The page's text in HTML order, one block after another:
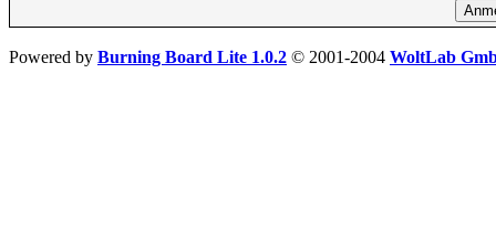
Powered by Burning Board Lite 1.0.2 © 2001-2004 WoltLab